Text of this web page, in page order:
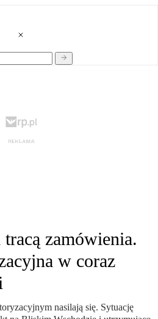
zamówienia.
w coraz
nasilają się. Sytuację